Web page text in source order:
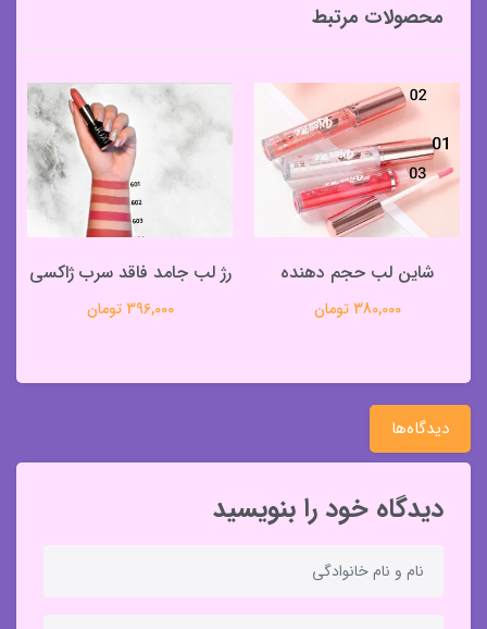
محصولات مرتبط
شاین لب حجم دهنده
380,000 تومان
رژ لب جامد فاقد سرب ژاکسی
396,000 تومان
دیدگاه‌ها
دیدگاه خود را بنویسید